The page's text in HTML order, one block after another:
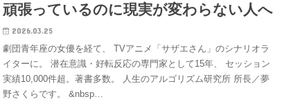
頑張っているのに現実が変わらない人へ
2026.03.25
劇団青年座の女優を経て、 TVアニメ「サザエさん」のシナリオラ
イターに。 潜在意識・好転反応の専門家として15年、 セッション
実績10,000件超。著書多数。 人生のアルゴリズム研究所 所長／夢
野さくらです。 &nbsp…